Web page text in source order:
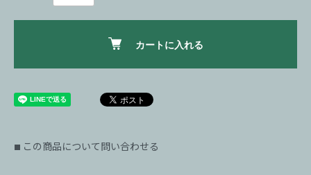
カートに入れる
■ この商品について問い合わせる